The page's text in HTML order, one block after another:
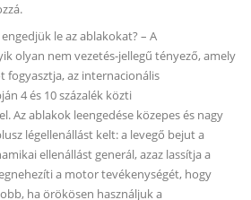
le az ablakokat? – A
olyan nem vezetés-jellegű tényező, amely
fogyasztja, az internacionális
4 és 10 százalék közti
Az ablakok leengedése közepes és nagy
légellenállást kelt: a levegő bejut a
ellenállást generál, azaz lassítja a
a motor tevékenységét, hogy
ha örökösen használjuk a